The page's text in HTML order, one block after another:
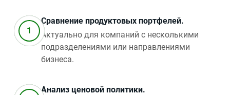
Сравнение продуктовых портфелей.
Актуально для компаний с несколькими
подразделениями или направлениями
бизнеса.
Анализ ценовой политики.